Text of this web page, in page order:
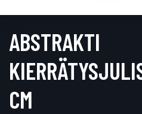
ABSTRAKTI
CM